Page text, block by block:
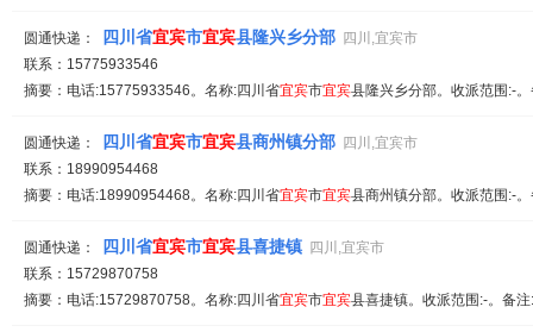
圆通快递： 四川省宜宾市宜宾县隆兴乡分部 四川,宜宾市
联系：15775933546
摘要：电话:15775933546。名称:四川省宜宾市宜宾县隆兴乡分部。收派范围:-
圆通快递： 四川省宜宾市宜宾县商州镇分部 四川,宜宾市
联系：18990954468
摘要：电话:18990954468。名称:四川省宜宾市宜宾县商州镇分部。收派范围:-
圆通快递： 四川省宜宾市宜宾县喜捷镇 四川,宜宾市
联系：15729870758
摘要：电话:15729870758。名称:四川省宜宾市宜宾县喜捷镇。收派范围:-。备